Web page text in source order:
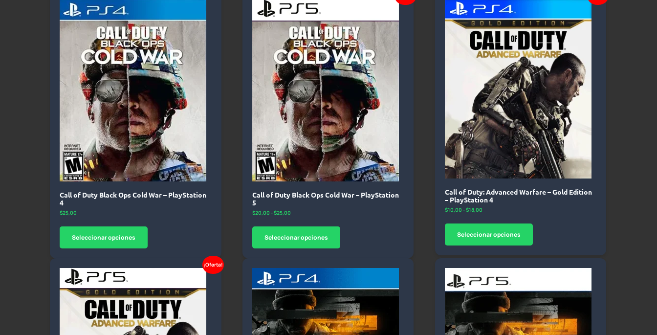
Call of Duty Black Ops Cold War – PlayStation
4
$25,00
Seleccionar opciones
Call of Duty Black Ops Cold War – PlayStation
5
$20,00 -$25,00
Seleccionar opciones
Call of Duty: Advanced Warfare – Gold Edition
– PlayStation 4
$10,00 -$18,00
Seleccionar opciones
¡Oferta!